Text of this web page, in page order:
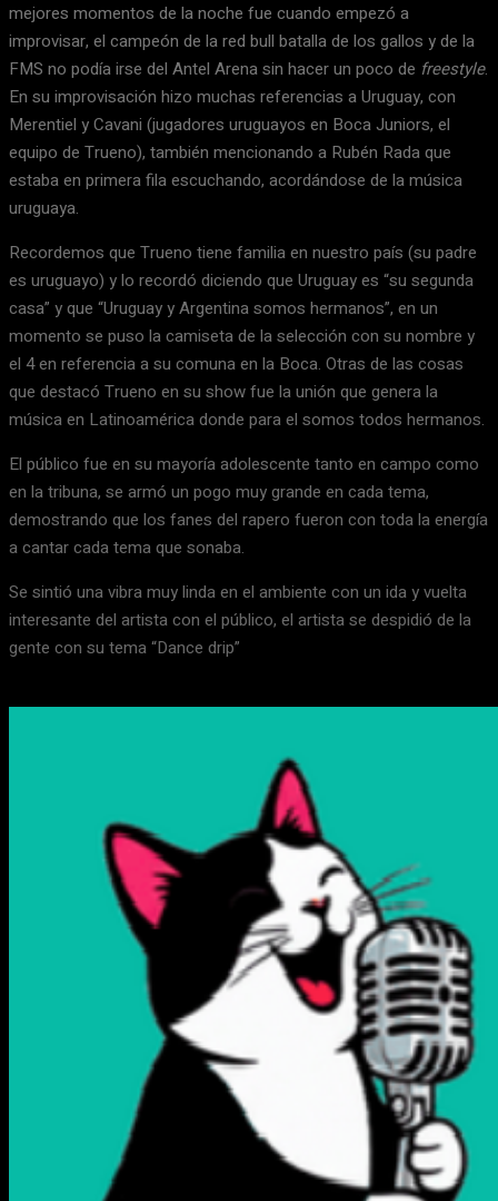
mejores momentos de la noche fue cuando empezó a
improvisar, el campeón de la red bull batalla de los gallos y de la
FMS no podía irse del Antel Arena sin hacer un poco de freestyle.
En su improvisación hizo muchas referencias a Uruguay, con
Merentiel y Cavani (jugadores uruguayos en Boca Juniors, el
equipo de Trueno), también mencionando a Rubén Rada que
estaba en primera fila escuchando, acordándose de la música
uruguaya.
Recordemos que Trueno tiene familia en nuestro país (su padre
es uruguayo) y lo recordó diciendo que Uruguay es “su segunda
casa” y que “Uruguay y Argentina somos hermanos”, en un
momento se puso la camiseta de la selección con su nombre y
el 4 en referencia a su comuna en la Boca. Otras de las cosas
que destacó Trueno en su show fue la unión que genera la
música en Latinoamérica donde para el somos todos hermanos.
El público fue en su mayoría adolescente tanto en campo como
en la tribuna, se armó un pogo muy grande en cada tema,
demostrando que los fanes del rapero fueron con toda la energía
a cantar cada tema que sonaba.
Se sintió una vibra muy linda en el ambiente con un ida y vuelta
interesante del artista con el público, el artista se despidió de la
gente con su tema “Dance drip”